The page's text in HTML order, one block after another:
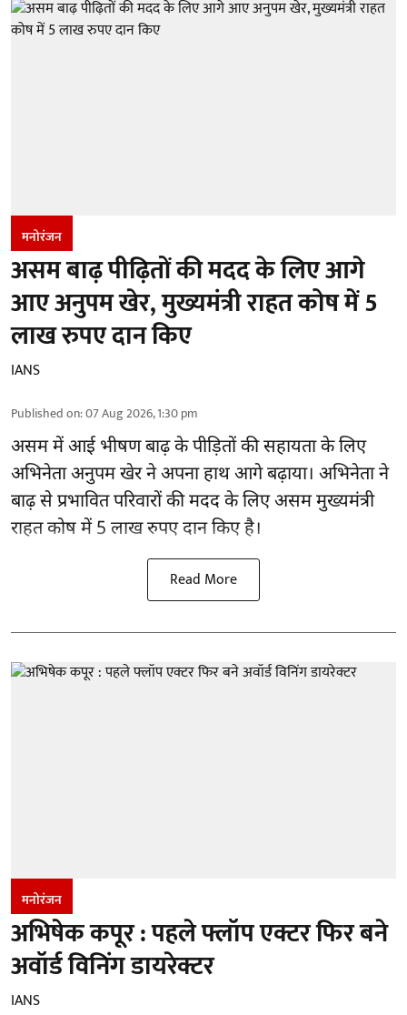
मनोरंजन
असम बाढ़ पीढ़ितों की मदद के लिए आगे
आए अनुपम खेर, मुख्यमंत्री राहत कोष में 5
लाख रुपए दान किए
IANS
Published on:07 Aug 2026, 1:30 pm
असम में आई भीषण बाढ़ केपीड़ितों की सहायताके लिए
अभिनेता अनुपम खेर ने अपना हाथ आगे बढ़ाया। अभिनेता ने
बाढ़ से प्रभावित परिवारों की मदद के लिए असम मुख्यमंत्री
राहत कोष में 5 लाख रुपए दान किए है।
Read More
मनोरंजन
अभिषेक कपूर : पहले फ्लॉप एक्टर फिर बने
अवॉर्ड विनिंग डायरेक्टर
IANS